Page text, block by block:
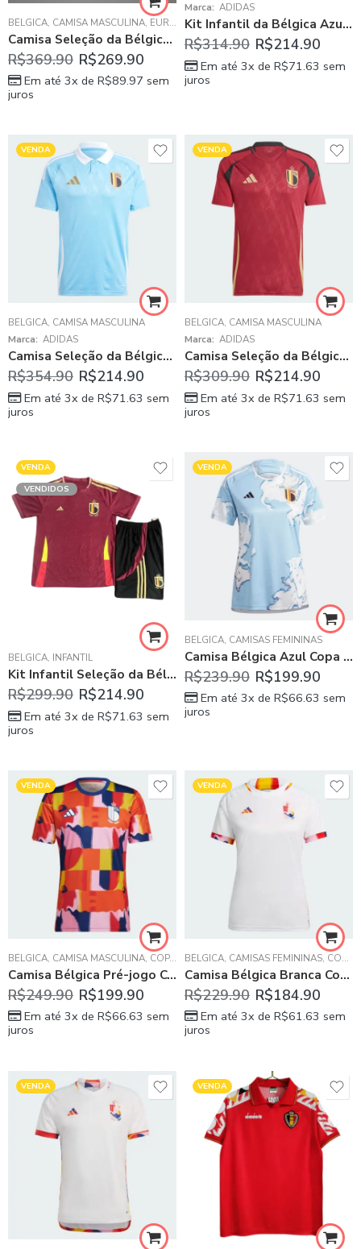
BÉLGICA, CAMISA MASCULINA, EURO 2024
Camisa Seleção da Bélgica Azul II 2024/25 Versão Jogador
R$369.90 R$269.90
Em até 3x de R$89.97 sem
juros
Marca: ADIDAS
Kit Infantil da Bélgica Azul Away II 2024/25 Unissex
R$314.90 R$214.90
Em até 3x de R$71.63 sem
juros
VENDA
BÉLGICA, CAMISA MASCULINA
Marca: ADIDAS
Camisa Seleção da Bélgica Azul II 2024/25 Masculina
R$354.90 R$214.90
Em até 3x de R$71.63 sem
juros
VENDA
BÉLGICA, CAMISA MASCULINA
Marca: ADIDAS
Camisa Seleção da Bélgica Vermelha I 2024/25 Masculina
R$309.90 R$214.90
Em até 3x de R$71.63 sem
juros
VENDA
VENDIDOS
BÉLGICA, INFANTIL
Kit Infantil Seleção da Bélgica Vermelha 2023/24 Unissex
R$299.90 R$214.90
Em até 3x de R$71.63 sem
juros
VENDA
BÉLGICA, CAMISAS FEMININAS
Camisa Bélgica Azul Copa Feminina 2023/24
R$239.90 R$199.90
Em até 3x de R$66.63 sem
juros
VENDA
BÉLGICA, CAMISA MASCULINA, COPA DO MUNDO 2022
Camisa Bélgica Pré-jogo Copa do Mundo Masculina 2022
R$249.90 R$199.90
Em até 3x de R$66.63 sem
juros
VENDA
BÉLGICA, CAMISAS FEMININAS, COPA DO MUNDO 2022
Camisa Bélgica Branca Copa do Mundo Feminina Home 2022
R$229.90 R$184.90
Em até 3x de R$61.63 sem
juros
VENDA VENDA